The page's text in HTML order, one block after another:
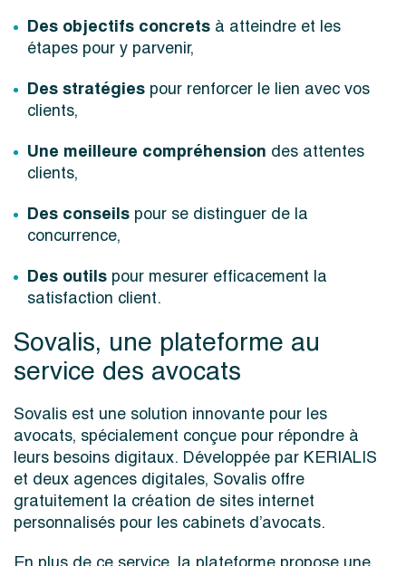
Des objectifs concrets à atteindre et les
étapes pour y parvenir,
Des stratégies pour renforcer le lien avec vos
clients,
Une meilleure compréhension des attentes
clients,
Des conseils pour se distinguer de la
concurrence,
Des outils pour mesurer efficacement la
satisfaction client.
Sovalis, une plateforme au
service des avocats
Sovalis est une solution innovante pour les
avocats, spécialement conçue pour répondre à
leurs besoins digitaux. Développée par KERIALIS
et deux agences digitales, Sovalis offre
gratuitement la création de sites internet
personnalisés pour les cabinets d’avocats.